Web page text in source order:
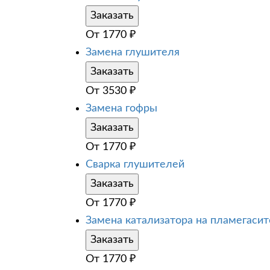
Заказать
От 1770 ₽
Замена глушителя
Заказать
От 3530 ₽
Замена гофры
Заказать
От 1770 ₽
Сварка глушителей
Заказать
От 1770 ₽
Замена катализатора на
Заказать
От 1770 ₽